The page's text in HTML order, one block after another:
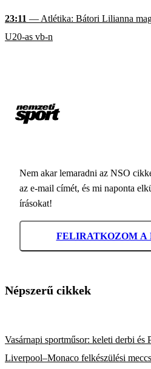
23:11 — Atlétika: Bátori Lilianna
U20-as vb-n
Nem akar lemaradni az NSO
az e-mail címét, és mi naponta
írásokat!
FELIRATKOZOM A
Népszerű cikkek
Vasárnapi sportműsor: keleti derbi és
Liverpool–Monaco felkészülési meccs